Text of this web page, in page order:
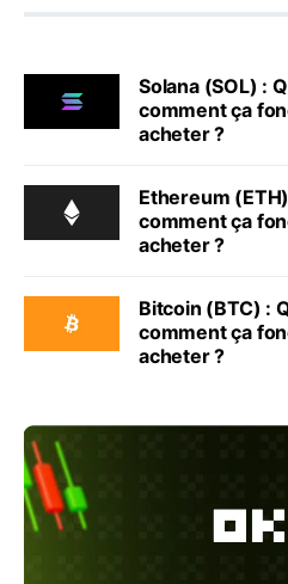
Solana (SOL) :
comment ça
acheter ?
Ethereum
comment ça
acheter ?
Bitcoin (BTC) :
comment ça
acheter ?